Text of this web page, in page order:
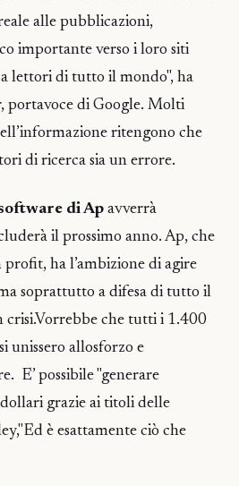
alle pubblicazioni,
importante verso i loro siti
lettori di tutto il mondo", ha
portavoce di Google. Molti
ritengono che
di ricerca sia un errore.
di Ap avverrà
il prossimo anno. Ap, che
ha l’ambizione di agire
soprattutto a difesa di tutto il
crisi.Vorrebbe che tutti i 1.400
unissero allosforzo e
E’ possibile "generare
grazie ai titoli delle
è esattamente ciò che